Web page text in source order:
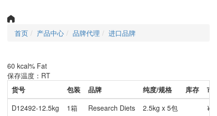
首页 产品中心 品牌代理 进口品牌
60 kcal% Fat
保存温度：RT
货号
包装 品牌 纯度/规格 库存
市
D12492-12.5kg
1箱 Research Diets 2.5kg x 5包